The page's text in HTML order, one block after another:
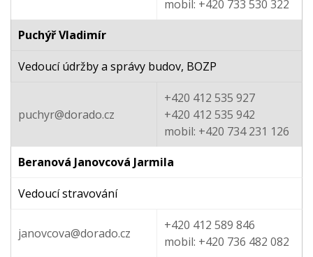
mobil: +420 733 530 322
Puchýř Vladimír
Vedoucí údržby a správy budov, BOZP
puchyr@dorado.cz
+420 412 535 927
+420 412 535 942
mobil: +420 734 231 126
Beranová Janovcová Jarmila
Vedoucí stravování
janovcova@dorado.cz
+420 412 589 846
mobil: +420 736 482 082